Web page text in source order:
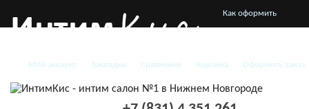
Как оформить
О нас
Доставка и оплата
Мой аккаунт Закладки Сравнение Корзина Оформить заказ